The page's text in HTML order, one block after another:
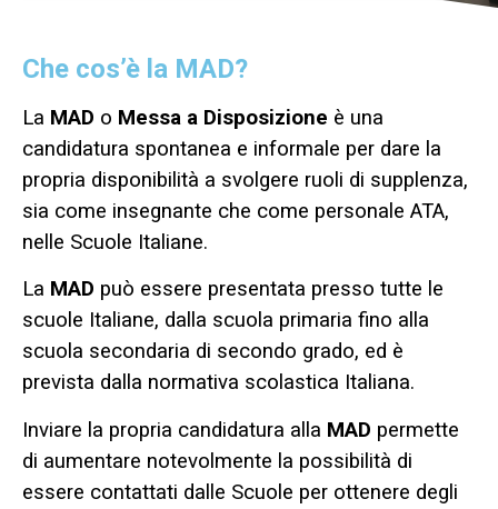
Che cos’è la MAD?
La MAD o Messa a Disposizione è una
candidatura spontanea e informale per dare la
propria disponibilità a svolgere ruoli di supplenza,
sia come insegnante che come personale ATA,
nelle Scuole Italiane.
La MAD può essere presentata presso tutte le
scuole Italiane, dalla scuola primaria fino alla
scuola secondaria di secondo grado, ed è
prevista dalla normativa scolastica Italiana.
Inviare la propria candidatura alla MAD permette
di aumentare notevolmente la possibilità di
essere contattati dalle Scuole per ottenere degli